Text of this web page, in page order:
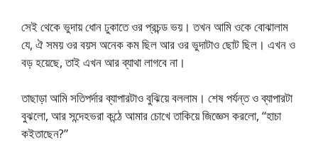
সেই থেকে ভুদায় ধোন ঢুকাতে ওর প্রচন্ড ভয়। তখন আমি ওকে বোঝালাম
যে, ঐ সময় ওর বয়স অনেক কম ছিল আর ওর ভুদাটাও ছোট ছিল। এখন ও
বড় হয়েছে, তাই এখন আর ব্যাথা লাগবে না।
তাছাড়া আমি সতিপর্দার ব্যাপারটাও বুঝিয়ে বললাম। শেষ পর্যন্ত ও ব্যাপারটা
বুঝলো, আর সন্দেহভরা কন্ঠে আমার চোখে তাকিয়ে জিজ্ঞেস করলো, “হাচা
কইতাছেন?”